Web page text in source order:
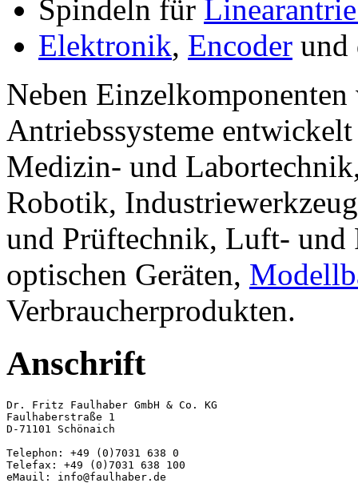
Spindeln für
Elektronik, Encoder und
Neben
Antriebssysteme
Medizin- und
Robotik,
und Prüftechnik, Luft- und
optischen Geräten,
Verbraucherprodukten.
Anschrift
Dr. Fritz Faulhaber GmbH & Co. KG
Faulhaberstraße 1
D-71101 Schönaich
Telephon: +49 (0)7031 638 0
Telefax: +49 (0)7031 638 100